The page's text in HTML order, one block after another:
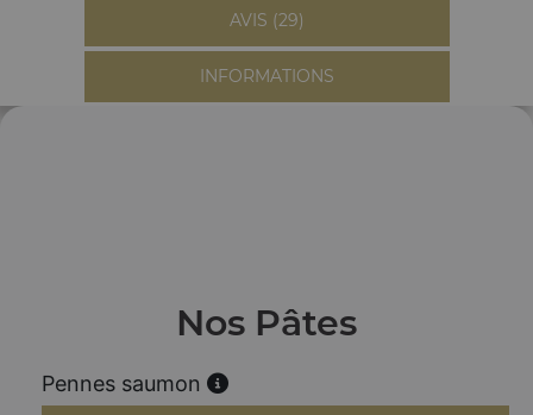
AVIS (29)
INFORMATIONS
Nos Pâtes
Pennes saumon